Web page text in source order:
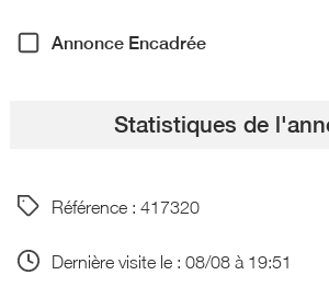
Annonce Encadrée
Statistiques de
Référence : 417320
Dernière visite le : 08/08 à 19:51